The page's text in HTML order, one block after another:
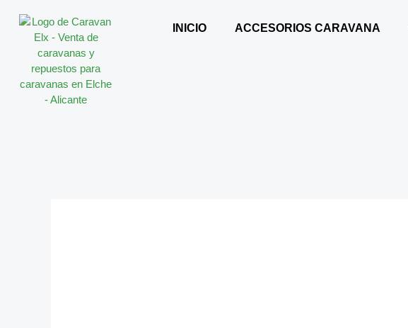
contenido
INICIO ACCESORIOS CARAVANA